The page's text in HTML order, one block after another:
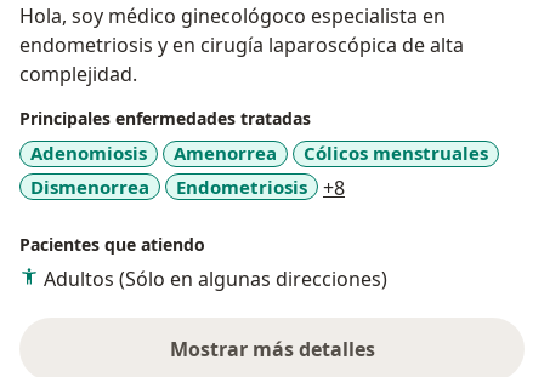
Hola, soy médico ginecológoco especialista en
endometriosis y en cirugía laparoscópica de alta
complejidad.
Principales enfermedades tratadas
Adenomiosis Amenorrea
Cólicos menstruales
Dismenorrea
Endometriosis +8
Pacientes que atiendo
Adultos (Sólo en algunas direcciones)
Mostrar más detalles
sobre la experiencia